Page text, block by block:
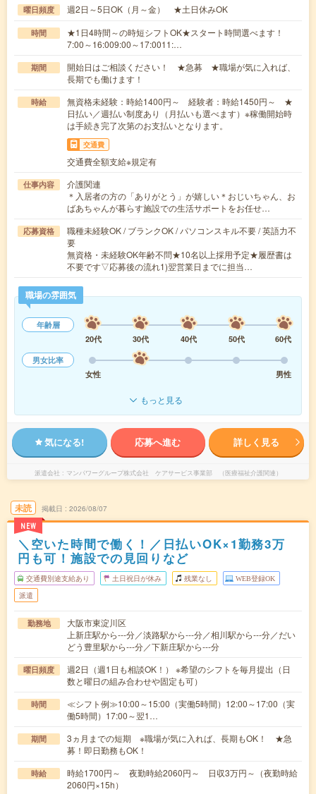
曜日頻度 週2日～5日OK（月～金） ★土日休みOK
時間
★1日4時間～の時短シフトOK★スタート時間選べます！
7:00～16:009:00～17:0011:…
期間
開始日はご相談ください！ ★急募 ★職場が気に入れば、
長期でも働けます！
時給
無資格未経験：時給1400円～ 経験者：時給1450円～ ★
日払い／週払い制度あり（月払いも選べます）※稼働開始時
は手続き完了次第のお支払いとなります。
交通費
交通費全額支給※規定有
仕事内容
介護関連
＊入居者の方の「ありがとう」が嬉しい＊おじいちゃん、お
ばあちゃんが暮らす施設での生活サポートをお任せ…
応募資格
職種未経験OK / ブランクOK / パソコンスキル不要 / 英語力不
要
無資格・未経験OK年齢不問★10名以上採用予定★履歴書は
不要です▽応募後の流れ1)翌営業日までに担当…
職場の雰囲気
年齢層
20代
30代 40代 50代
60代
男女比率
女性
男性
もっと見る
気になる! 応募へ進む 詳しく見る
派遣会社 マンパワーグループ株式会社 ケアサービス事業部 （医療福祉介護関連）
未読
NEW
掲載日 2026/08/07
＼空いた時間で働く！／日払いOK×1勤務3万
円も可！施設での見回りなど
交通費別途支給あり 土日祝日が休み 残業なし WEB登録OK
派遣
勤務地
大阪市東淀川区
上新庄駅から---分／淡路駅から---分／相川駅から---分／だい
どう豊里駅から---分／下新庄駅から---分
曜日頻度
週2日（週1日も相談OK！） ※希望のシフトを毎月提出（日
数と曜日の組み合わせや固定も可）
時間
≪シフト例≫10:00～15:00（実働5時間）12:00～17:00（実
働5時間）17:00～翌1…
期間
3ヵ月までの短期 ※職場が気に入れば、長期もOK！ ★急
募！即日勤務もOK！
時給
時給1700円～ 夜勤時給2060円～ 日収3万円～（夜勤時給
2060円×15h）